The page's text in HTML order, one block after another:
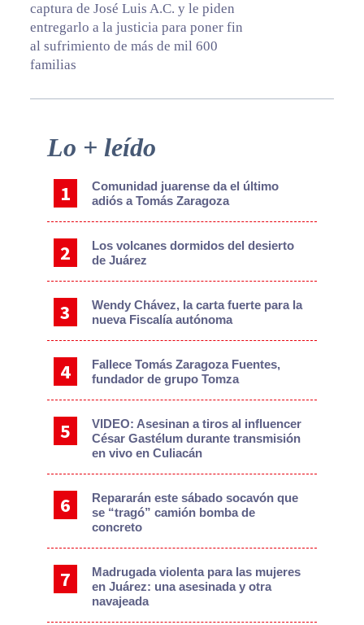
captura de José Luis A.C. y le piden
entregarlo a la justicia para poner fin
al sufrimiento de más de mil 600
familias
Primary
Lo + leído
Comunidad juarense da el último
adiós a Tomás Zaragoza
Los volcanes dormidos del desierto
de Juárez
Wendy Chávez, la carta fuerte para la
nueva Fiscalía autónoma
Fallece Tomás Zaragoza Fuentes,
fundador de grupo Tomza
VIDEO: Asesinan a tiros al influencer
César Gastélum durante transmisión
en vivo en Culiacán
Repararán este sábado socavón que
se “tragó” camión bomba de
concreto
Madrugada violenta para las mujeres
en Juárez: una asesinada y otra
navajeada